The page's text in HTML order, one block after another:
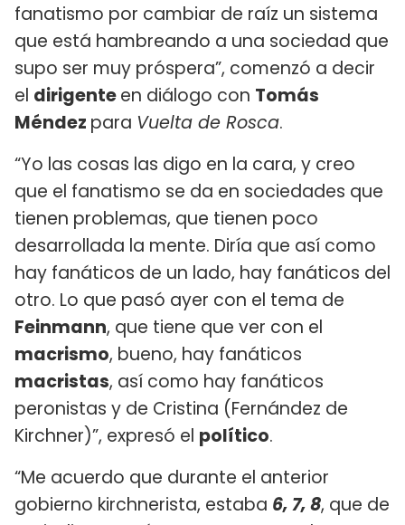
fanatismo por cambiar de raíz un sistema
que está hambreando a una sociedad que
supo ser muy próspera”, comenzó a decir
el dirigenteen diálogo con Tomás
Méndez para Vuelta de Rosca.
“Yo las cosas las digo en la cara, y creo
que el fanatismo se da en sociedades que
tienen problemas, que tienen poco
desarrollada la mente. Diría que así como
hay fanáticos de un lado, hay fanáticos del
otro. Lo que pasó ayer con el tema de
Feinmann, que tiene que ver con el
macrismo, bueno, hay fanáticos
macristas, así como hay fanáticos
peronistas y de Cristina (Fernández de
Kirchner)”, expresó el político.
“Me acuerdo que durante el anterior
gobierno kirchnerista, estaba 6, 7, 8, que de